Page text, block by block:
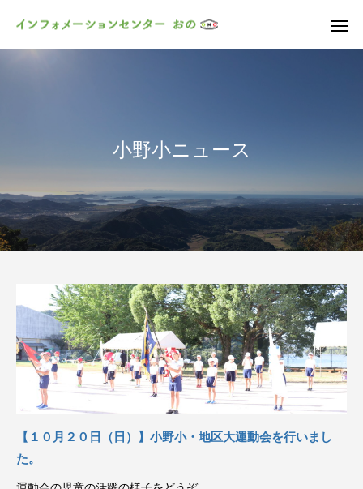
小野小ニュース
【１０月２０日（日）】小野小・地区大運動会を行いまし
た。